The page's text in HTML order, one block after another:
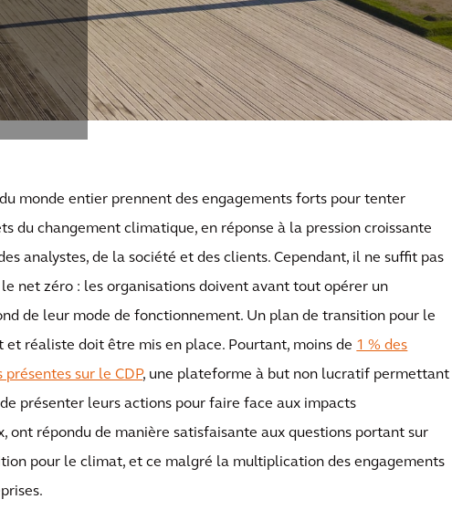
monde entier prennent des engagements forts pour tenter
du changement climatique, en réponse à la pression croissante
analystes, de la société et des clients. Cependant, il ne suffit pas
net zéro : les organisations doivent avant tout opérer un
de leur mode de fonctionnement. Un plan de transition pour le
réaliste doit être mis en place. Pourtant, moins de 1 % des
présentes sur le CDP, une plateforme à but non lucratif permettant
présenter leurs actions pour faire face aux impacts
ont répondu de manière satisfaisante aux questions portant sur
pour le climat, et ce malgré la multiplication des engagements